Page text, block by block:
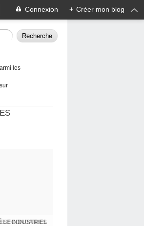
Connexion + Créer mon blog
les
INDUSTRIEL
SECONDAIRES